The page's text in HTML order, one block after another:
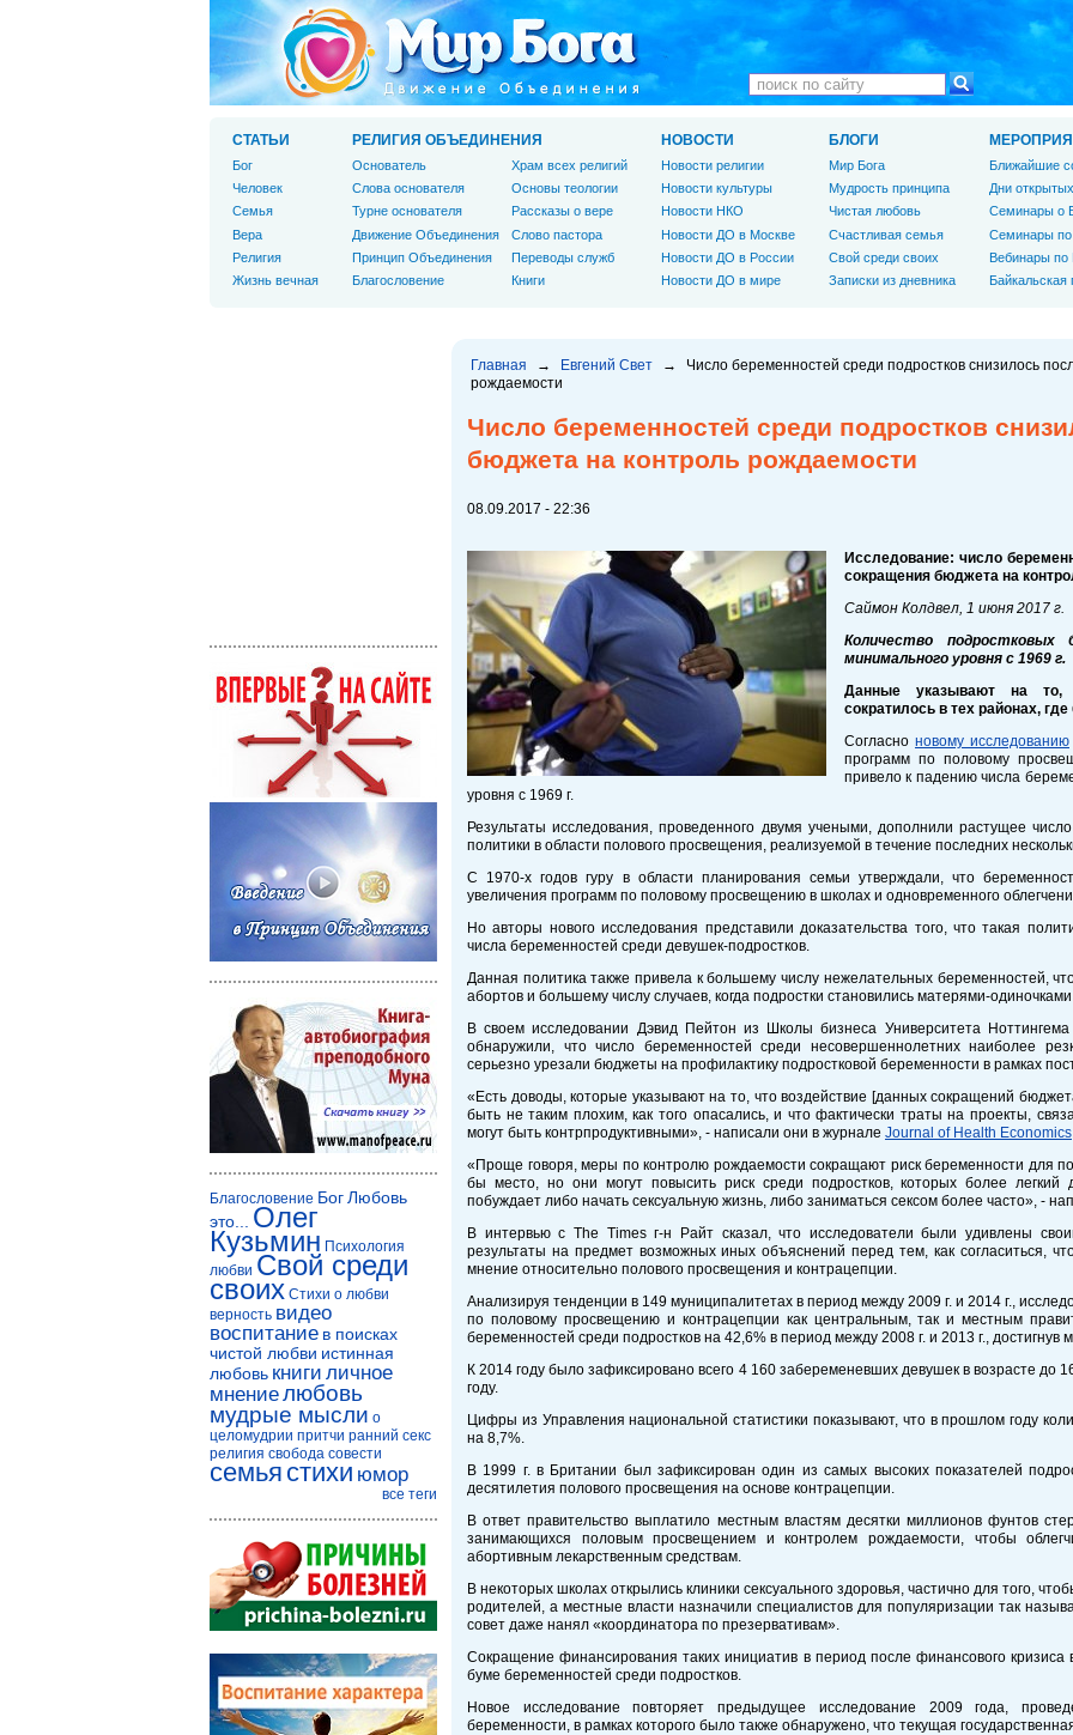
Главная → Евгений Свет →
Число беременностей среди подростков снизилось
рождаемости
Число беременностей среди подростков
бюджета на контроль рождаемости
08.09.2017 - 22:36
Исследование: число
сокращения бюджета на
Саймон Колдвел, 1 июня 2017 г.
Количество
минимального уровня с 1969 г.
Данные указывают на то,
сократилось в тех районах,
Согласно новому исследованию
программ по половому
привело к падению числа
уровня с 1969 г.
Результаты исследования, проведенного двумя учеными, дополнили растущее
политики в области полового просвещения, реализуемой в течение последних
С 1970-х годов гуру в области планирования семьи утверждали, что
увеличения программ по половому просвещению в школах и одновременного
Но авторы нового исследования представили доказательства того, что такая
числа беременностей среди девушек-подростков.
Данная политика также привела к большему числу нежелательных беременностей,
абортов и большему числу случаев, когда подростки становились матерями-
В своем исследовании Дэвид Пейтон из Школы бизнеса Университета
обнаружили, что число беременностей среди несовершеннолетних наиболее
серьезно урезали бюджеты на профилактику подростковой беременности в рамках
«Есть доводы, которые указывают на то, что воздействие [данных сокращений
быть не таким плохим, как того опасались, и что фактически траты на проекты,
могут быть контрпродуктивными», - написали они в журнале Journal of Health Economics
«Проще говоря, меры по контролю рождаемости сокращают риск беременности для
бы место, но они могут повысить риск среди подростков, которых более легкий
побуждает либо начать сексуальную жизнь, либо заниматься сексом более часто», -
В интервью с The Times г-н Райт сказал, что исследователи были удивлены
результаты на предмет возможных иных объяснений перед тем, как согласиться,
мнение относительно полового просвещения и контрацепции.
Анализируя тенденции в 149 муниципалитетах в период между 2009 г. и 2014 г.,
по половому просвещению и контрацепции как центральным, так и местным
беременностей среди подростков на 42,6% в период между 2008 г. и 2013 г., достигнув
К 2014 году было зафиксировано всего 4 160 забеременевших девушек в возрасте
году.
Цифры из Управления национальной статистики показывают, что в прошлом году
на 8,7%.
В 1999 г. в Британии был зафиксирован один из самых высоких показателей
десятилетия полового просвещения на основе контрацепции.
В ответ правительство выплатило местным властям десятки миллионов фунтов
занимающихся половым просвещением и контролем рождаемости, чтобы
абортивным лекарственным средствам.
В некоторых школах открылись клиники сексуального здоровья, частично для того,
родителей, а местные власти назначили специалистов для популяризации так
совет даже нанял «координатора по презервативам».
Сокращение финансирования таких инициатив в период после финансового
буме беременностей среди подростков.
Новое исследование повторяет предыдущее исследование 2009 года,
беременности, в рамках которого было также обнаружено, что текущая
СТАТЬИ
Бог
Человек
Cемья
Вера
Религия
Жизнь вечная
РЕЛИГИЯ ОБЪЕДИНЕНИЯ
Основатель
Слова основателя
Турне основателя
Движение Объединения
Принцип Объединения
Благословение
Храм всех религий
Основы теологии
Рассказы о вере
Слово пастора
Переводы служб
Книги
НОВОСТИ
Новости религии
Новости культуры
Новости НКО
Новости ДО в Москве
Новости ДО в России
Новости ДО в мире
БЛОГИ
Мир Бога
Мудрость принципа
Чистая любовь
Счастливая семья
Свой среди своих
Записки из дневника
Ближайшие
Дни
Семинары о
Семинары
Вебинары по
Байкальская
Благословение БогЛюбовь
это...
Олег
Кузьмин Психология
любви Свой среди
своих Стихи о любви
верность видео
воспитание в поисках
чистой любви истинная
любовь книги личное
мнениелюбовь
мудрые мысли о
целомудрии притчи ранний секс
религия свобода совести
семья стихи юмор
все теги